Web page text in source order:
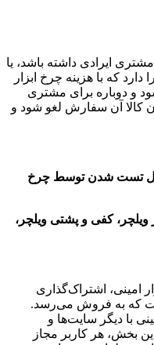
ایرادی داشته باشد، یا
که با هزینه چرخ ابزار
و دوباره برای مشتری
کالا آن سفارش لغو شود و
تست شدن توسط چرخ
کفی و پشتی ویلچر،
امینی، اشتراک‌گذاری
که به فروش می‌رسد.
با دیگر سایت‌ها و
بخش، هر کاربر مجاز